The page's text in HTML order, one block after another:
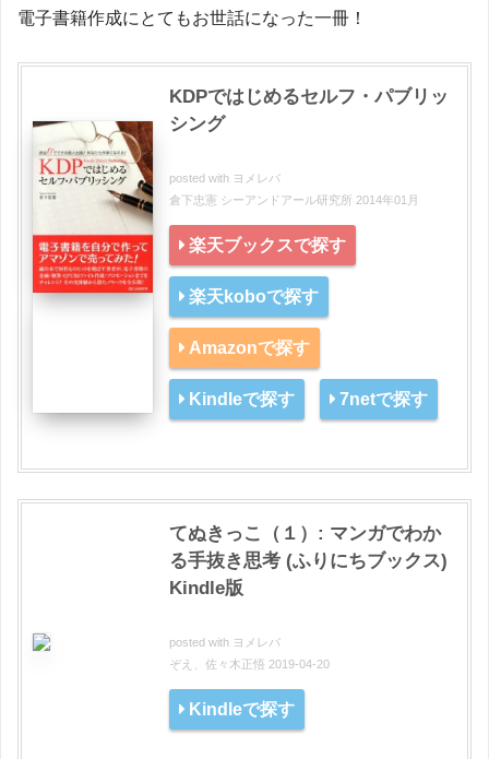
電子書籍作成にとてもお世話になった一冊！
KDPではじめるセルフ・パブリッ
シング
posted with ヨメレバ
倉下忠憲 シーアンドアール研究所 2014年01月
楽天ブックスで探す
楽天koboで探す
Amazonで探す
Kindleで探す 7netで探す
てぬきっこ（１）: マンガでわか
る手抜き思考 (ふりにちブックス)
Kindle版
posted with ヨメレバ
ぞえ、佐々木正悟 2019-04-20
Kindleで探す